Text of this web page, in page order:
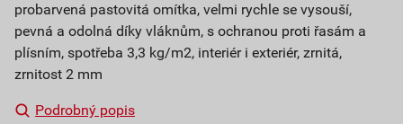
probarvená pastovitá omítka, velmi rychle se vysouší,
pevná a odolná díky vláknům, s ochranou proti řasám a
plísním, spotřeba 3,3 kg/m2, interiér i exteriér, zrnitá,
zrnitost 2 mm
Podrobný popis